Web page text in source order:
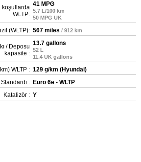
koşullarda
WLTP:
41 MPG
5.7 L/100 km
50 MPG UK
(WLTP): 567 miles / 912 km
/ Deposu
kapasite :
13.7 gallons
52 L
11.4 UK gallons
WLTP : 129 g/km (Hyundai)
: Euro 6e - WLTP
Katalizör : Y